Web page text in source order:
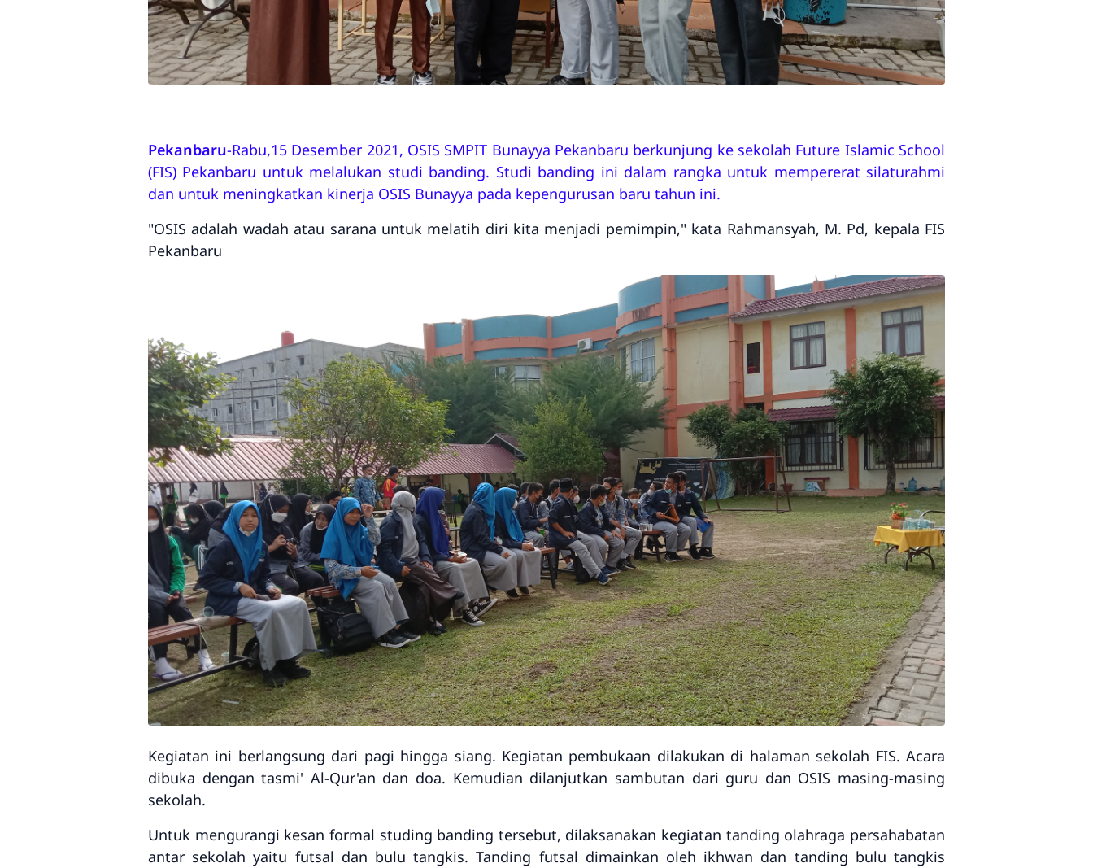
Pekanbaru-Rabu,15 Desember 2021, OSIS SMPIT Bunayya Pekanbaru berkunjung ke sekolah Future Islamic School
(FIS) Pekanbaru untuk melalukan studi banding. Studi banding ini dalam rangka untuk mempererat silaturahmi
dan untuk meningkatkan kinerja OSIS Bunayya pada kepengurusan baru tahun ini.
"OSIS adalah wadah atau sarana untuk melatih diri kita menjadi pemimpin," kata Rahmansyah, M. Pd, kepala FIS
Pekanbaru
Kegiatan ini berlangsung dari pagi hingga siang. Kegiatan pembukaan dilakukan di halaman sekolah FIS. Acara
dibuka dengan tasmi' Al-Qur'an dan doa. Kemudian dilanjutkan sambutan dari guru dan OSIS masing-masing
sekolah.
Untuk mengurangi kesan formal studing banding tersebut, dilaksanakan kegiatan tanding olahraga persahabatan
antar sekolah yaitu futsal dan bulu tangkis. Tanding futsal dimainkan oleh ikhwan dan tanding bulu tangkis